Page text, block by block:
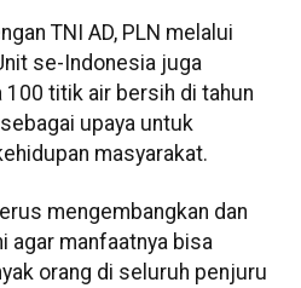
TNI AD, PLN melalui
se-Indonesia juga
titik air bersih di tahun
upaya untuk
masyarakat.
mengembangkan dan
agar manfaatnya bisa
orang di seluruh penjuru